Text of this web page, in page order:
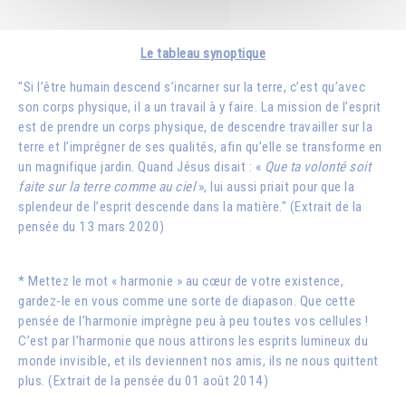
Le tableau synoptique
"Si l’être humain descend s’incarner sur la terre, c’est qu’avec
son corps physique, il a un travail à y faire. La mission de l’esprit
est de prendre un corps physique, de descendre travailler sur la
terre et l’imprégner de ses qualités, afin qu’elle se transforme en
un magnifique jardin. Quand Jésus disait : « Que ta volonté soit
faite sur la terre comme au ciel», lui aussi priait pour que la
splendeur de l’esprit descende dans la matière." (Extrait de la
pensée du 13 mars 2020)
* Mettez le mot « harmonie » au cœur de votre existence,
gardez-le en vous comme une sorte de diapason. Que cette
pensée de l’harmonie imprègne peu à peu toutes vos cellules !
C’est par l’harmonie que nous attirons les esprits lumineux du
monde invisible, et ils deviennent nos amis, ils ne nous quittent
plus. (Extrait de la pensée du 01 août 2014)